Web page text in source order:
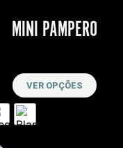
MINI PAMPERO
VER OPÇÕES